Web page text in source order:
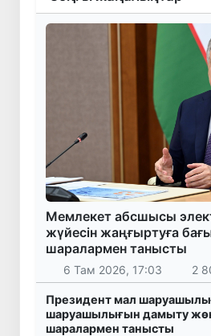
Мемлекет абсшысы
жүйесін жаңғыртуға
шаралармен танысты
6 Там 2026, 17:03 2
Президент мал
шаруашылығын дамыту
шаралармен танысты